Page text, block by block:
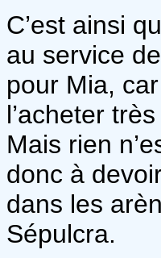
C’est ainsi
au service
pour Mia,
l’acheter
Mais rien
donc à
dans les
Sépulcra.